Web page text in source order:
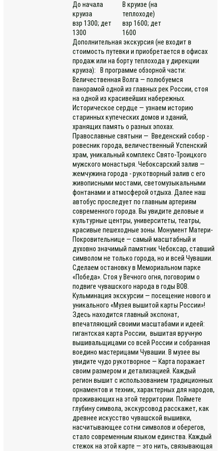
До начала
круиза
взр 1300; дет
1300
В круизе (на
теплоходе)
взр 1600; дет
1600
Дополнительная экскурсия (не входит в
стоимость путевки и приобретается в офисах
продаж или на борту теплохода у дирекции
круиза): В программе обзорной части:
Величественная Волга — полюбуемся
панорамой одной из главных рек России, стоя
на одной из красивейших набережных.
Историческое сердце — узнаем историю
старинных купеческих домов и зданий,
хранящих память о разных эпохах.
Православные святыни — Введенский собор -
ровесник города, величественный Успенский
храм, уникальный комплекс Свято-Троицкого
мужского монастыря. Чебоксарский залив —
жемчужина города - рукотворный залив с его
живописными мостами, светомузыкальными
фонтанами и атмосферой отдыха. Далее наш
автобус проследует по главным артериям
современного города. Вы увидите деловые и
культурные центры, университеты, театры,
красивые пешеходные зоны. Монумент Матери-
Покровительнице — самый масштабный и
духовно значимый памятник Чебоксар, ставший
символом не только города, но и всей Чувашии.
Сделаем остановку в Мемориальном парке
«Победа». Стоя у Вечного огня, поговорим о
подвиге чувашского народа в годы ВОВ.
Кульминация экскурсии — посещение нового и
уникального «Музея вышитой карты России»!
Здесь находится главный экспонат,
впечатляющий своими масштабами и идеей:
гигантская карта России, вышитая вручную
вышивальщицами со всей России и собранная
воедино мастерицами Чувашии. В музее вы
увидите чудо рукотворное — Карта поражает
своим размером и детализацией. Каждый
регион вышит с использованием традиционных
орнаментов и техник, характерных для народов,
проживающих на этой территории. Поймете
глубину символа, экскурсовод расскажет, как
древнее искусство чувашской вышивки,
насчитывающее сотни символов и оберегов,
стало современным языком единства. Каждый
стежок на этой карте — это нить, связывающая